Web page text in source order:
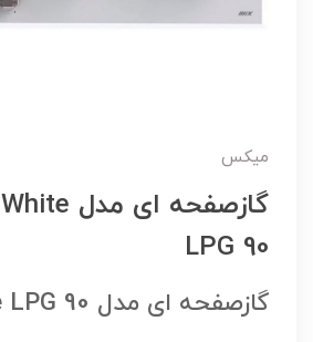
میکس
گازصفحه ای مدل White
LPG 90
گازصفحه ای مدل White LPG 90